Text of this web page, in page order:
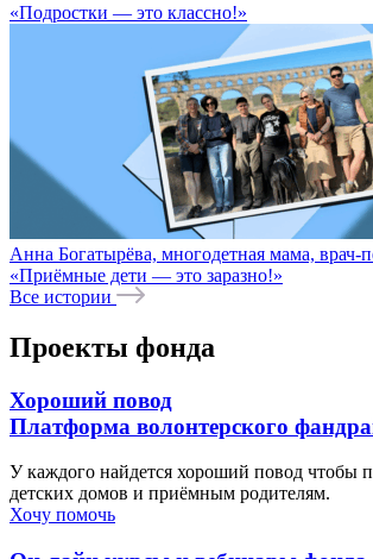
«Подростки — это классно!»
Анна Богатырёва, многодетная мама, врач-
«Приёмные дети — это заразно!»
Все истории
Проекты фонда
Хороший повод
Платформа волонтерского
У каждого найдется хороший повод чтобы
детских домов и приёмным родителям.
Хочу помочь